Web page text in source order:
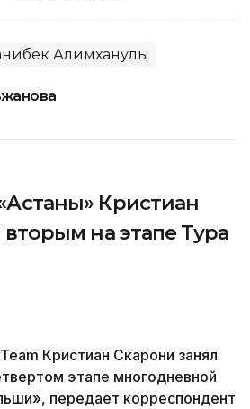
Алимханулы
Кристиан
на этапе Тура
Кристиан Скарони занял
этапе многодневной
передает корреспондент